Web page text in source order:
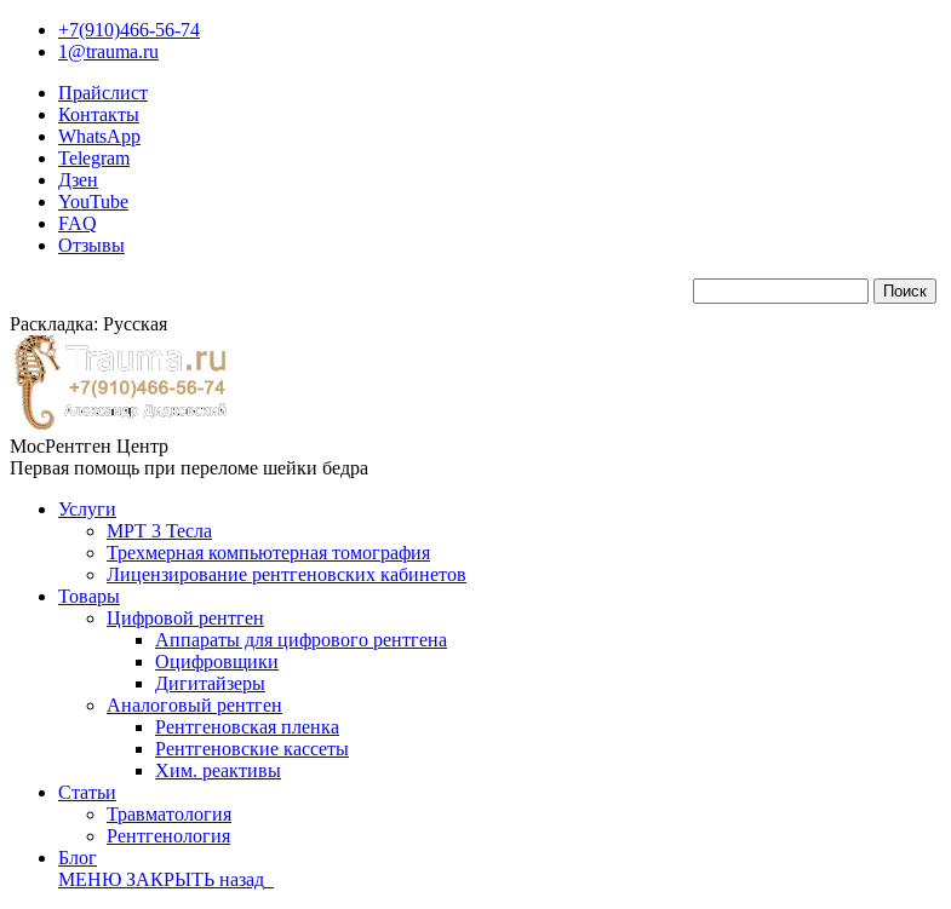
+7(910)466-56-74
1@trauma.ru
Прайслист
Контакты
WhatsApp
Telegram
Дзен
YouTube
FAQ
Отзывы
Раскладка: Русская
МосРентген Центр
Первая помощь при переломе шейки бедра
Услуги
МРТ 3 Тесла
Трехмерная компьютерная томография
Лицензирование рентгеновских кабинетов
Товары
Цифровой рентген
Аппараты для цифрового рентгена
Оцифровщики
Дигитайзеры
Аналоговый рентген
Рентгеновская пленка
Рентгеновские кассеты
Хим. реактивы
Статьи
Травматология
Рентгенология
Блог
МЕНЮ ЗАКРЫТЬ назад